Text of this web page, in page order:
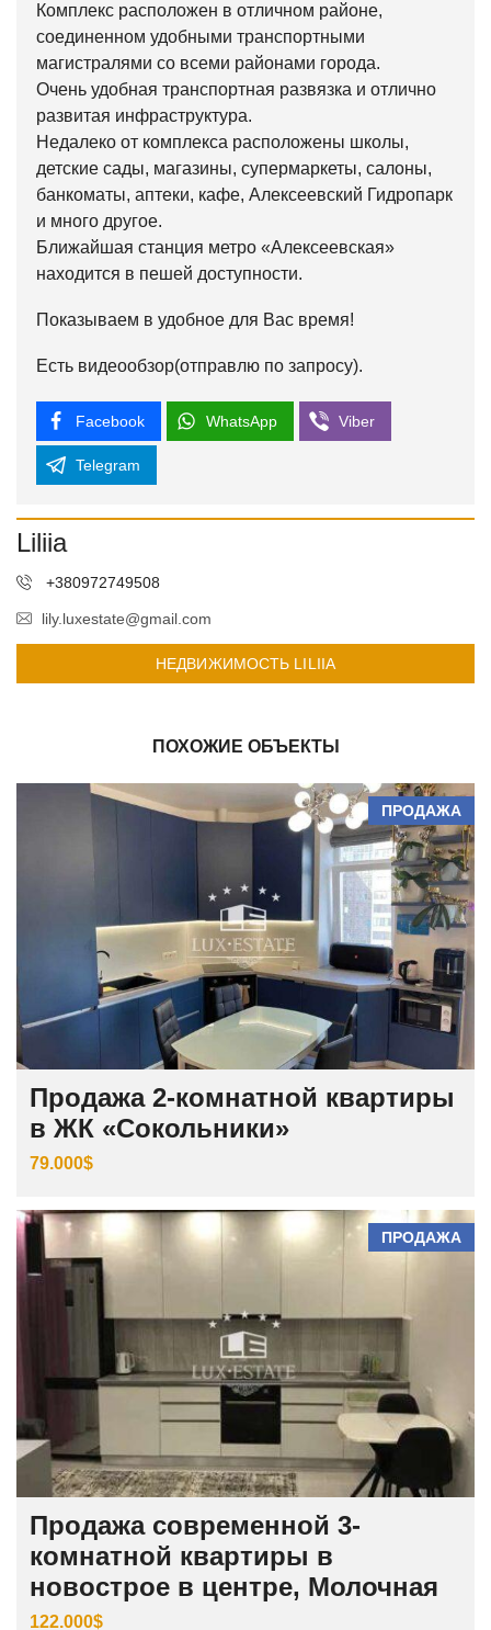
Комплекс расположен в отличном районе,
соединенном удобными транспортными
магистралями со всеми районами города.
Очень удобная транспортная развязка и отлично
развитая инфраструктура.
Недалеко от комплекса расположены школы,
детские сады, магазины, супермаркеты, салоны,
банкоматы, аптеки, кафе, Алексеевский Гидропарк
и много другое.
Ближайшая станция метро «Алексеевская»
находится в пешей доступности.
Показываем в удобное для Вас время!
Есть видеообзор(отправлю по запросу).
Facebook WhatsApp Viber
Telegram
Liliia
+380972749508
lily.luxestate@gmail.com
НЕДВИЖИМОСТЬ LILIIA
ПОХОЖИЕ ОБЪЕКТЫ
ПРОДАЖА
Продажа 2-комнатной квартиры
в ЖК «Сокольники»
79.000$
ПРОДАЖА
Продажа современной 3-
комнатной квартиры в
новострое в центре, Молочная
122.000$